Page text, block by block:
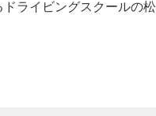
ライビングスクールの松